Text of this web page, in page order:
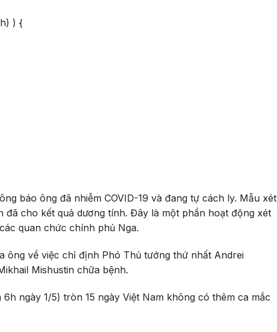
) {
báo ông đã nhiễm COVID-19 và đang tự cách ly. Mẫu xét
đã cho kết quả dương tính. Đây là một phần hoạt động xét
quan chức chính phủ Nga.
ông về việc chỉ định Phó Thủ tướng thứ nhất Andrei
Mishustin chữa bệnh.
ngày 1/5) tròn 15 ngày Việt Nam không có thêm ca mắc